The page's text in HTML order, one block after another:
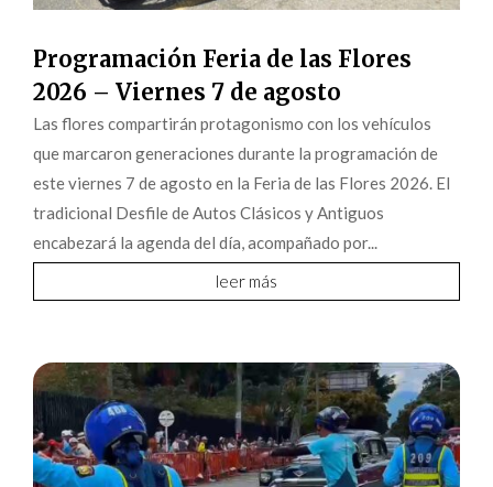
Programación Feria de las Flores
2026 – Viernes 7 de agosto
Las flores compartirán protagonismo con los vehículos
que marcaron generaciones durante la programación de
este viernes 7 de agosto en la Feria de las Flores 2026. El
tradicional Desfile de Autos Clásicos y Antiguos
encabezará la agenda del día, acompañado por...
leer más